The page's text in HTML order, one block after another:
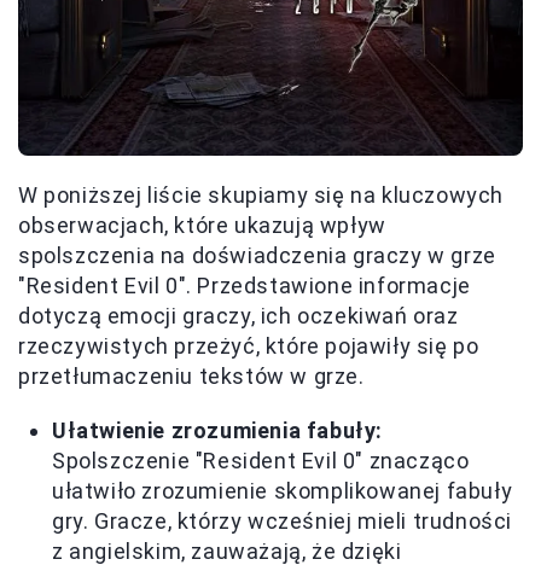
W poniższej liście skupiamy się na kluczowych
obserwacjach, które ukazują wpływ
spolszczenia na doświadczenia graczy w grze
"Resident Evil 0". Przedstawione informacje
dotyczą emocji graczy, ich oczekiwań oraz
rzeczywistych przeżyć, które pojawiły się po
przetłumaczeniu tekstów w grze.
Ułatwienie zrozumienia fabuły:
Spolszczenie "Resident Evil 0" znacząco
ułatwiło zrozumienie skomplikowanej fabuły
gry. Gracze, którzy wcześniej mieli trudności
z angielskim, zauważają, że dzięki